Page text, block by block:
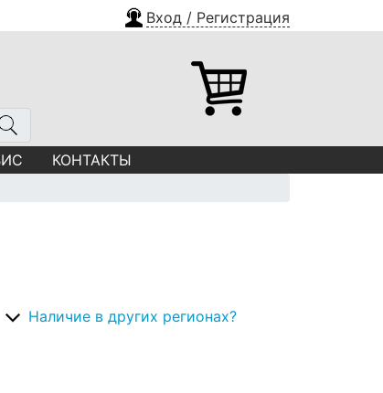
Вход / Регистрация
КОНТАКТЫ
Наличие в других регионах?